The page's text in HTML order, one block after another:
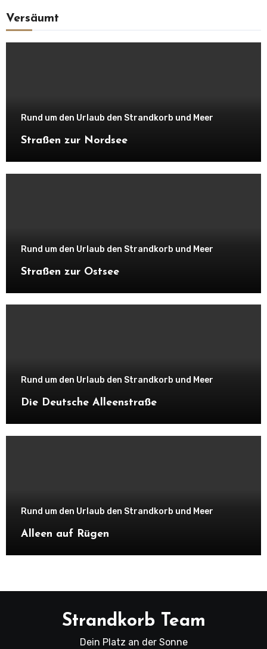
Versäumt
Rund um den Urlaub den Strandkorb und Meer
Straßen zur Nordsee
Rund um den Urlaub den Strandkorb und Meer
Straßen zur Ostsee
Rund um den Urlaub den Strandkorb und Meer
Die Deutsche Alleenstraße
Rund um den Urlaub den Strandkorb und Meer
Alleen auf Rügen
Strandkorb Team
Dein Platz an der Sonne